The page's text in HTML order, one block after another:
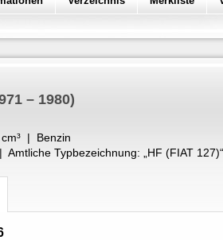
– 1980)
cm³ | Benzin
| Amtliche Typbezeichnung: „ HF (FIAT 127)“